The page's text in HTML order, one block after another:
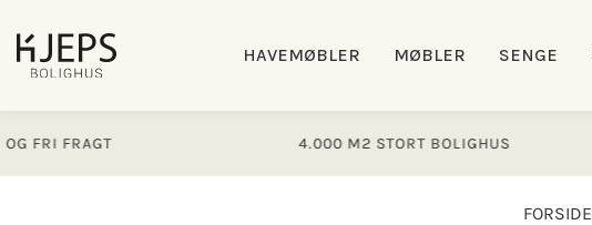
indhold
HAVEMØBLER MØBLER SENGE
FRAGT 4.000 M2 STORT BOLIGHUS
FORSIDE